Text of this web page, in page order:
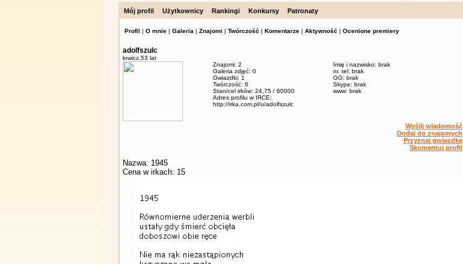
Mój profil Użytkownicy Rankingi Konkursy Patronaty
Profil | O mnie | Galeria | Znajomi | Twórczość | Komentarze | Aktywność | Ocenione premiery
adolfszulc
łowicz, 53 lat
Znajomi: 2
Galeria zdjęć: 0
Gwiazdki: 1
Twórczość: 6
Stan/cel irków: 24,75 / 60000
Adres profilu w IRCE:
http://irka.com.pl/u/adolfszulc
Imię i nazwisko: brak
nr. tel: brak
GG: brak
Skype: brak
www: brak
Wyślij wiadomość
Dodaj do znajomych
Przyznaj gwiazdkę
Skomentuj profil
Nazwa: 1945
Cena w irkach: 15